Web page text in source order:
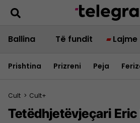
Ballina Të fundit Lajme
Prishtina Prizreni Peja
Cult > Cult+
Tetëdhjetëvjeçari Eric